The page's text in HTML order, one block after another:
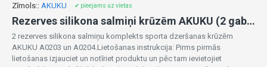
Zīmols:: AKUKU ✔ pieejams uz vietas
Rezerves silikona salmiņi krūzēm AKUKU (2 gab.) A0201
2 rezerves silikona salmiņu komplekts sporta dzeršanas krūzēm
AKUKU A0203 un A0204.Lietošanas instrukcija: Pirms pirmās
lietošanas izjauciet un notīriet produktu un pēc tam ievietojiet